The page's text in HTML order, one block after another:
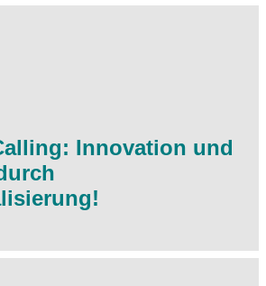
Innovation und